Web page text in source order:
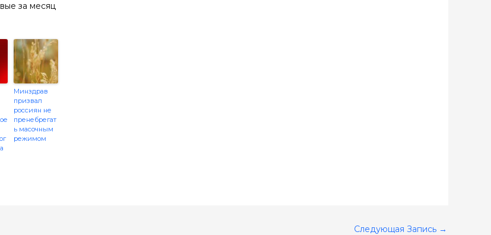
за месяц
Минздрав
призвал
россиян не
пренебрегат
ь масочным
режимом
Следующая Запись →